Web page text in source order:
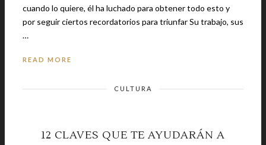
cuando lo quiere, él ha luchado para obtener todo esto y
por seguir ciertos recordatorios para triunfar Su trabajo, sus
…
READ MORE
CULTURA
12 CLAVES QUE TE AYUDARÁN A